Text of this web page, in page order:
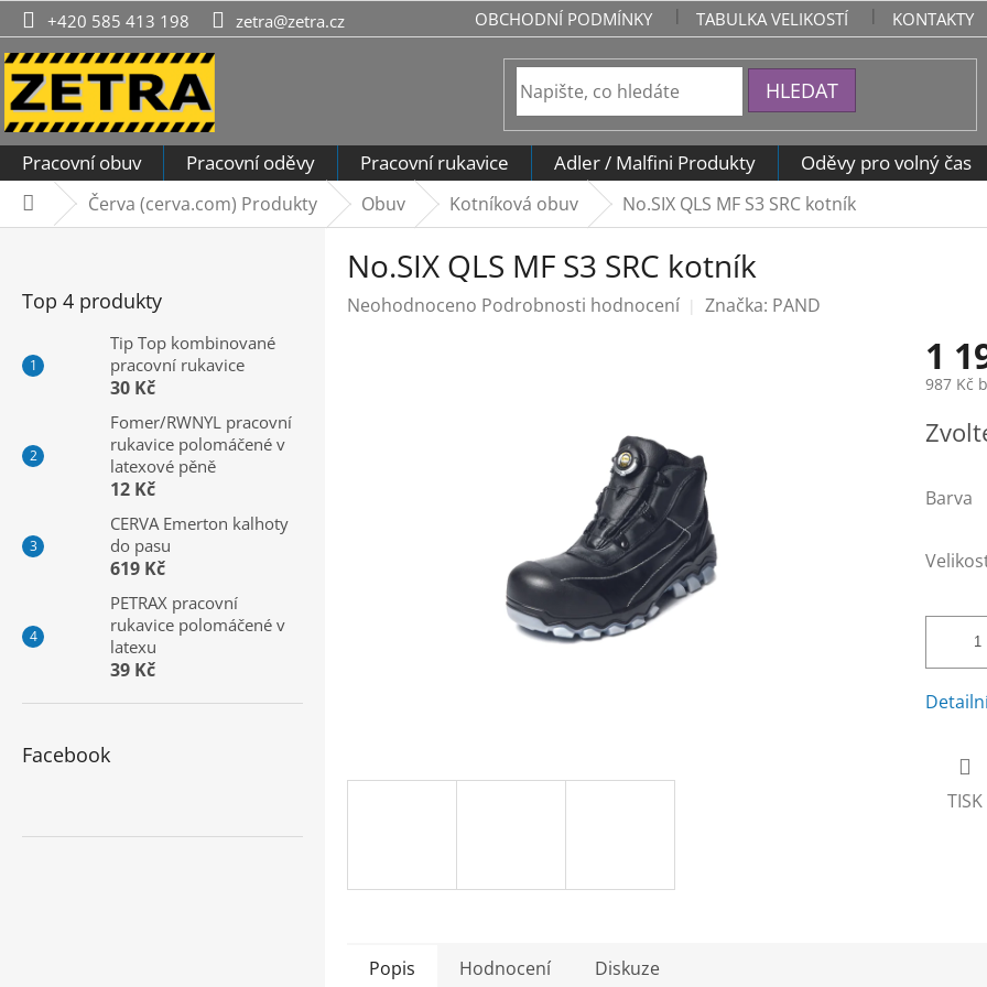
Přejít
na
obsah
+420 585 413 198 zetra@zetra.cz OBCHODNÍ PODMÍNKY TABULKA VELIKOSTÍ KONTAKTY
HLEDAT
Pracovní obuv Pracovní oděvy Pracovní rukavice Adler / Malfini Produkty Oděvy pro volný čas
DomůČerva (cerva.com) Produkty Obuv Kotníková obuv No.SIX QLS MF S3 SRC kotník
Top 4 produkty
Tip Top kombinované
pracovní rukavice
30 Kč
Fomer/RWNYL pracovní
rukavice polomáčené v
latexové pěně
12 Kč
CERVA Emerton kalhoty
do pasu
619 Kč
PETRAX pracovní
rukavice polomáčené v
latexu
39 Kč
Facebook
No.SIX QLS MF S3 SRC kotník
Průměrné
Neohodnoceno Podrobnosti hodnocení Značka: PAND
1
987 Kč
cena:
Barva
TISK
Popis Hodnocení Diskuze